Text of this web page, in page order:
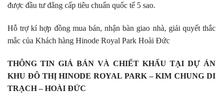
được đầu tư đẳng cấp tiêu chuẩn quốc tế 5 sao.
Hỗ trợ kí hợp đồng mua bán, nhận bàn giao nhà, giải quyết thắc
mắc của Khách hàng Hinode Royal Park Hoài Đức
THÔNG TIN GIÁ BÁN VÀ CHIẾT KHẤU TẠI DỰ ÁN
KHU ĐÔ THỊ HINODE ROYAL PARK – KIM CHUNG DI
TRẠCH – HOÀI ĐỨC